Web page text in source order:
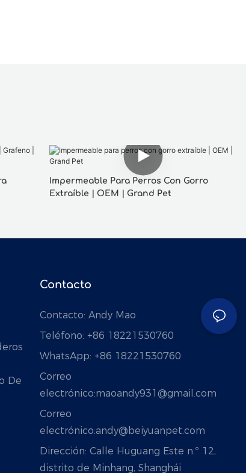
Impermeable Para Perros Con Gorro
Extraíble | OEM | Grand Pet
De
Contacto
Contacto: Andy Mao
Teléfono: +86 18221530760
WhatsApp: +86 18221530760
Correo
electrónico:maoandy931@gmail.com
Correo
electrónico:andy@beiyuanpet.com
Dirección: Calle Huguang Este n.º 12,
distrito de Minhang, Shanghái